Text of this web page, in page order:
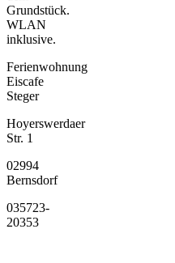
Grundstück.
WLAN
inklusive.
Ferienwohnung
Eiscafe
Steger
Hoyerswerdaer
Str. 1
02994
Bernsdorf
035723-
20353